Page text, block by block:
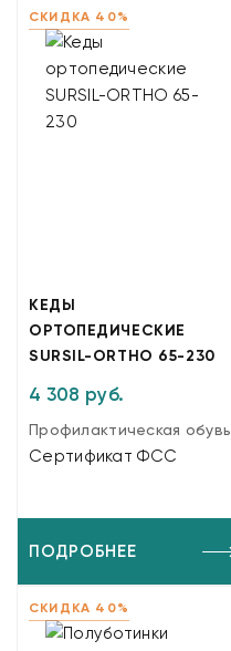
СКИДКА 40%
КЕДЫ
ОРТОПЕДИЧЕСКИЕ
SURSIL-ORTHO 65-230
4 308 руб.
Профилактическая обувь
Сертификат ФСС
ПОДРОБНЕЕ
СКИДКА 40%